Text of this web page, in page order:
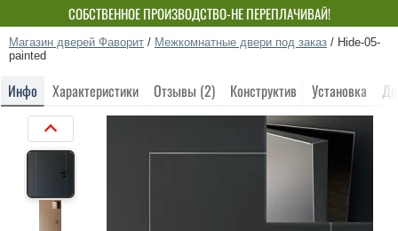
СОБСТВЕННОЕ ПРОИЗВОДСТВО-НЕ ПЕРЕПЛАЧИВАЙ!
Магазин дверей Фаворит / Межкомнатные двери под заказ / Hide-05-
painted
Инфо Характеристики Отзывы (2) Конструктив Установка